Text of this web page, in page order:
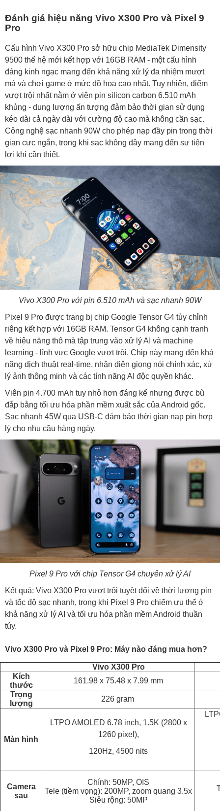
Đánh giá hiệu năng Vivo X300 Pro và Pixel 9
Pro
Cấu hình Vivo X300 Pro sở hữu chip MediaTek Dimensity
9500 thế hệ mới kết hợp với 16GB RAM - một cấu hình
đáng kinh ngạc mang đến khả năng xử lý đa nhiệm mượt
mà và chơi game ở mức đồ họa cao nhất. Tuy nhiên, điểm
vượt trội nhất nằm ở viên pin silicon carbon 6.510 mAh
khủng - dung lượng ấn tượng đảm bảo thời gian sử dụng
kéo dài cả ngày dài với cường độ cao mà không cần sạc.
Công nghệ sạc nhanh 90W cho phép nạp đầy pin trong thời
gian cực ngắn, trong khi sạc không dây mang đến sự tiện
lợi khi cần thiết.
Vivo X300 Pro với pin 6.510 mAh và sạc nhanh 90W
Pixel 9 Pro được trang bị chip Google Tensor G4 tùy chỉnh
riêng kết hợp với 16GB RAM. Tensor G4 không cạnh tranh
về hiệu năng thô mà tập trung vào xử lý AI và machine
learning - lĩnh vực Google vượt trội. Chip này mang đến khả
năng dịch thuật real-time, nhận diện giọng nói chính xác, xử
lý ảnh thông minh và các tính năng AI độc quyền khác.
Viên pin 4.700 mAh tuy nhỏ hơn đáng kể nhưng được bù
đắp bằng tối ưu hóa phần mềm xuất sắc của Android gốc.
Sạc nhanh 45W qua USB-C đảm bảo thời gian nạp pin hợp
lý cho nhu cầu hàng ngày.
Pixel 9 Pro với chip Tensor G4 chuyên xử lý AI
Kết quả: Vivo X300 Pro vượt trội tuyệt đối về thời lượng pin
và tốc độ sạc nhanh, trong khi Pixel 9 Pro chiếm ưu thế ở
khả năng xử lý AI và tối ưu hóa phần mềm Android thuần
túy.
Vivo X300 Pro và Pixel 9 Pro: Máy nào đáng mua hơn?
Vivo X300 Pro
Kích
thước
161.98 x 75.48 x 7.99 mm
Trọng
lượng
226 gram
Màn hình
LTPO AMOLED 6.78 inch, 1.5K (2800 x
1260 pixel),
120Hz, 4500 nits
Camera
sau
Chính: 50MP, OIS
Tele (tiềm vọng): 200MP, zoom quang 3.5x
Siêu rộng: 50MP